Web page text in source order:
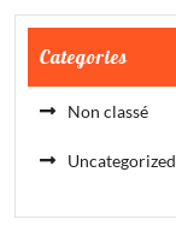
Categories
Non classé
Uncategorized